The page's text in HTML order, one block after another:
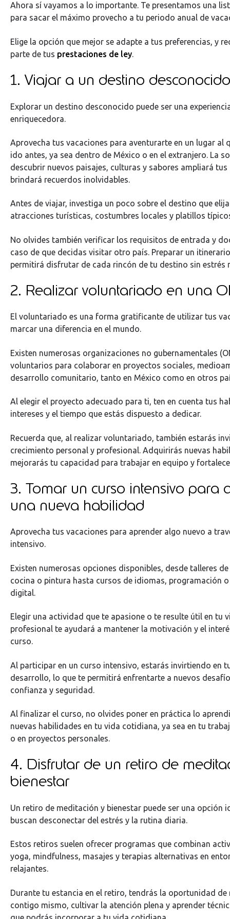
Ahora sí vayamos a lo importante. Te presentamos una
para sacar el máximo provecho a tu periodo anual de
Elige la opción que mejor se adapte a tus preferencias, y
parte de tus prestaciones de ley.
1. Viajar a un destino desconocido
Explorar un destino desconocido puede ser una
enriquecedora.
Aprovecha tus vacaciones para aventurarte en un lugar al
ido antes, ya sea dentro de México o en el extranjero. La
descubrir nuevos paisajes, culturas y sabores ampliará
brindará recuerdos inolvidables.
Antes de viajar, investiga un poco sobre el destino que
atracciones turísticas, costumbres locales y platillos
No olvides también verificar los requisitos de entrada y
caso de que decidas visitar otro país. Preparar un
permitirá disfrutar de cada rincón de tu destino sin estrés
2. Realizar voluntariado en una
El voluntariado es una forma gratificante de utilizar tus
marcar una diferencia en el mundo.
Existen numerosas organizaciones no gubernamentales
voluntarios para colaborar en proyectos sociales,
desarrollo comunitario, tanto en México como en otros
Al elegir el proyecto adecuado para ti, ten en cuenta tus
intereses y el tiempo que estás dispuesto a dedicar.
Recuerda que, al realizar voluntariado, también estarás
crecimiento personal y profesional. Adquirirás nuevas
mejorarás tu capacidad para trabajar en equipo y
3. Tomar un curso intensivo para
una nueva habilidad
Aprovecha tus vacaciones para aprender algo nuevo a
intensivo.
Existen numerosas opciones disponibles, desde talleres
cocina o pintura hasta cursos de idiomas, programación
digital.
Elegir una actividad que te apasione o te resulte útil en tu
profesional te ayudará a mantener la motivación y el
curso.
Al participar en un curso intensivo, estarás invirtiendo en
desarrollo, lo que te permitirá enfrentarte a nuevos
confianza y seguridad.
Al finalizar el curso, no olvides poner en práctica lo
nuevas habilidades en tu vida cotidiana, ya sea en tu
o en proyectos personales.
4. Disfrutar de un retiro de
bienestar
Un retiro de meditación y bienestar puede ser una opción
buscan desconectar del estrés y la rutina diaria.
Estos retiros suelen ofrecer programas que combinan
yoga, mindfulness, masajes y terapias alternativas en
relajantes.
Durante tu estancia en el retiro, tendrás la oportunidad de
contigo mismo, cultivar la atención plena y aprender